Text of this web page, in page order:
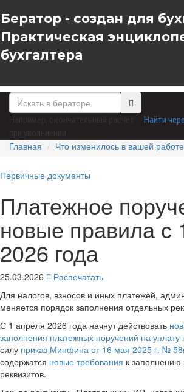
Бератор - создан для
Практическая
бухгалтера
Найти
Главная Что изменилось в вашей работе
Первичные документы
Платежное
новые правила с
2026 года
25.03.2026
Распечатать
Для налогов, взносов и иных платежей,
меняется порядок заполнения отдельных
С 1 апреля 2026 года начнут действовать
заполнения платежных поручений на уплату
силу приказ Минфина от 16 мая 2025 г. №
содержатся новые требования к заполнению
реквизитов.